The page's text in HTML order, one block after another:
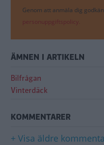
Genom att anmäla dig
personuppgiftspolicy.
ÄMNEN I ARTIKELN
Bilfrågan
Vinterdäck
KOMMENTARER
+ Visa äldre